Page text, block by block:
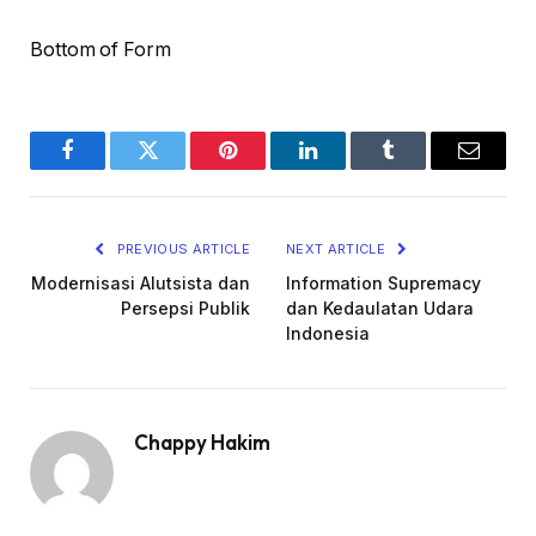
Bottom of Form
FacebookTwitter Pinterest LinkedInTumblr Email
PREVIOUS ARTICLE
Modernisasi Alutsista dan
Persepsi Publik
NEXT ARTICLE
Information Supremacy
dan Kedaulatan Udara
Indonesia
Chappy Hakim